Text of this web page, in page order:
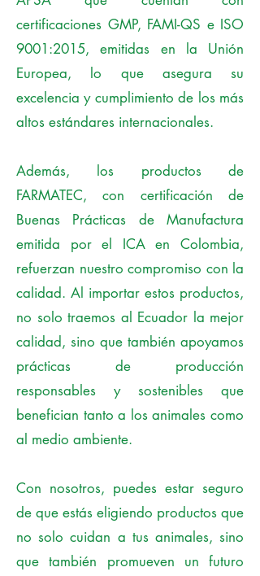
certificaciones GMP, FAMI-QS e ISO
9001:2015, emitidas en la Unión
Europea, lo que asegura su
excelencia y cumplimiento de los más
altos estándares internacionales.
Además, los productos de
FARMATEC, con certificación de
Buenas Prácticas de Manufactura
emitida por el ICA en Colombia,
refuerzan nuestro compromiso con la
calidad. Al importar estos productos,
no solo traemos al Ecuador la mejor
calidad, sino que también apoyamos
prácticas de producción
responsables y sostenibles que
benefician tanto a los animales como
al medio ambiente.
Con nosotros, puedes estar seguro
de que estás eligiendo productos que
no solo cuidan a tus animales, sino
que también promueven un futuro